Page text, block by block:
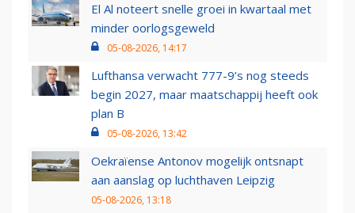
El Al noteert snelle groei in kwartaal met
minder oorlogsgeweld
05-08-2026, 14:17
Lufthansa verwacht 777-9’s nog steeds
begin 2027, maar maatschappij heeft ook
plan B
05-08-2026, 13:42
Oekraïense Antonov mogelijk ontsnapt
aan aanslag op luchthaven Leipzig
05-08-2026, 13:18